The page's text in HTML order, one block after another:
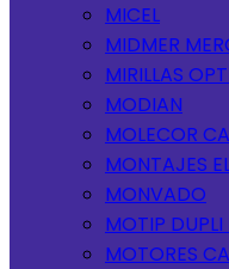
MICEL
MIDMER
MIRILLAS
MODIAN
MOLECOR
MONTAJES
MONVADO
MOTIP DUPLI
MOTORES